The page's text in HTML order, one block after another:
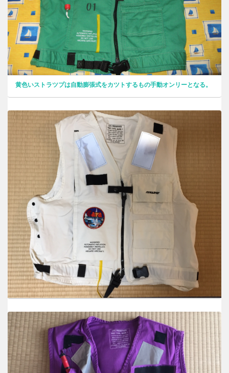
黄色いストラツプは自動膨張式をカツトするもの手動オンリーとなる。